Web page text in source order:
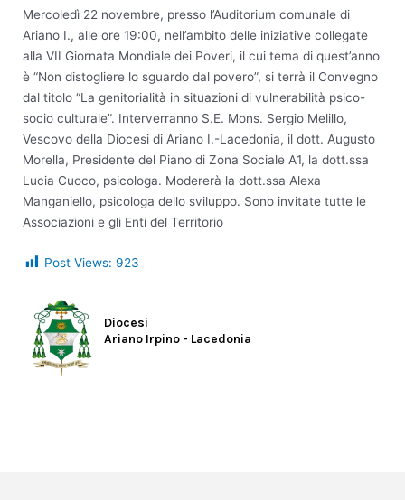
Mercoledì 22 novembre, presso l’Auditorium comunale di
Ariano I., alle ore 19:00, nell’ambito delle iniziative collegate
alla VII Giornata Mondiale dei Poveri, il cui tema di quest’anno
è “Non distogliere lo sguardo dal povero”, si terrà il Convegno
dal titolo “La genitorialità in situazioni di vulnerabilità psico-
socio culturale”. Interverranno S.E. Mons. Sergio Melillo,
Vescovo della Diocesi di Ariano I.-Lacedonia, il dott. Augusto
Morella, Presidente del Piano di Zona Sociale A1, la dott.ssa
Lucia Cuoco, psicologa. Modererà la dott.ssa Alexa
Manganiello, psicologa dello sviluppo. Sono invitate tutte le
Associazioni e gli Enti del Territorio
Post Views: 923
Diocesi
Ariano Irpino - Lacedonia